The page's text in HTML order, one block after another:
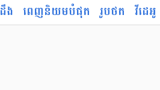
ង ពេញនិយមបំផុត រូបថត វីដេអូ